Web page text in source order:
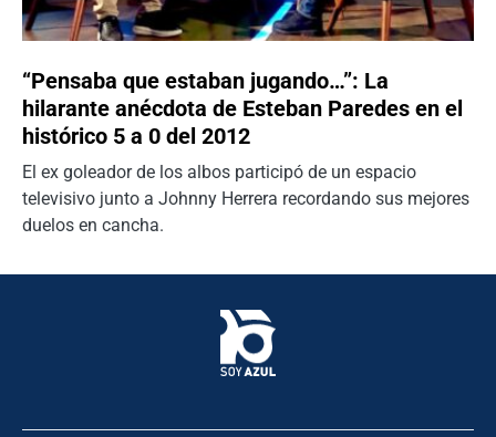
“Pensaba que estaban jugando…”: La
hilarante anécdota de Esteban Paredes en el
histórico 5 a 0 del 2012
El ex goleador de los albos participó de un espacio
televisivo junto a Johnny Herrera recordando sus mejores
duelos en cancha.